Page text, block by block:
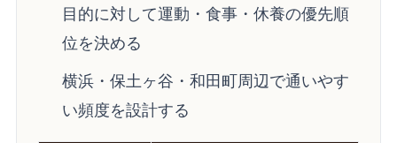
目的に対して運動・食事・休養の優先順
位を決める
横浜・保土ヶ谷・和田町周辺で通いやす
い頻度を設計する